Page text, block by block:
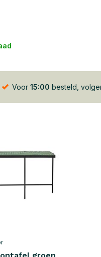
Voor 15:00 besteld,